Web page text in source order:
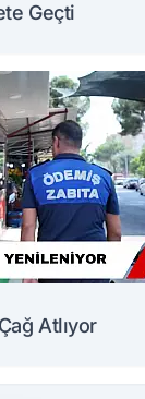
Geçti
Atlıyor